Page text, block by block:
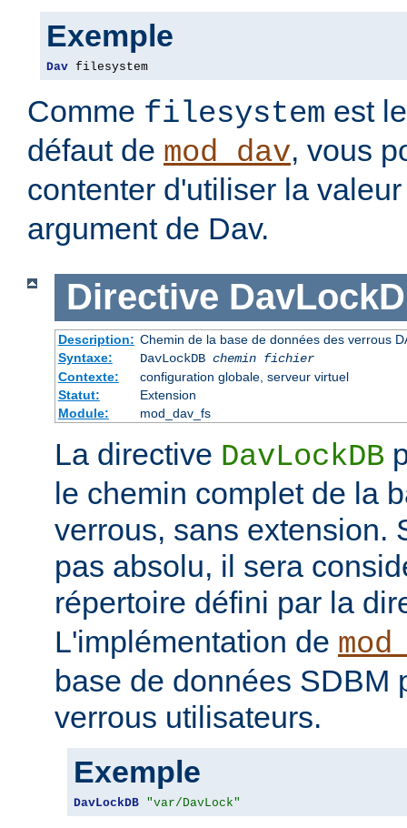
Exemple
Dav filesystem
Comme filesystem est
défaut de mod_dav, vous
contenter d'utiliser la
argument de Dav.
Directive
Description: Chemin de la base de données des verrous
Syntaxe:
DavLockDB chemin fichier
Contexte:
configuration globale, serveur virtuel
Statut:
Extension
Module:
mod_dav_fs
La directive DavLockDB
le chemin complet de la
verrous, sans extension.
pas absolu, il sera
répertoire défini par la
L'implémentation de
base de données SDBM
verrous utilisateurs.
Exemple
DavLockDB "var/DavLock"